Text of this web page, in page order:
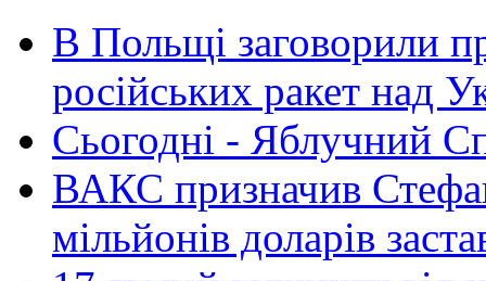
В Польщі заговорили
російських ракет над
Сьогодні - Яблучний
ВАКС призначив
мільйонів доларів